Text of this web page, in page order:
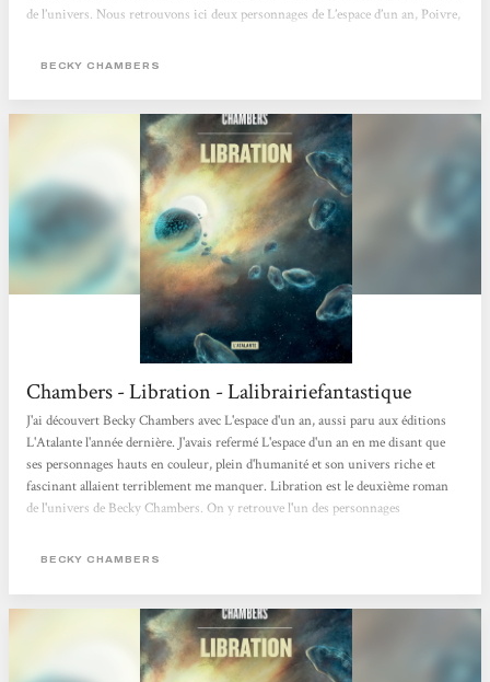
de l’univers. Nous retrouvons ici deux personnages de L’espace d’un an, Poivre,
humanoïde, un "kit" selon elle. Pour être honnête, le personnage de Poivre,...
BECKY CHAMBERS
Chambers - Libration - Lalibrairiefantastique
J'ai découvert Becky Chambers avec L'espace d'un an, aussi paru aux éditions
L'Atalante l'année dernière. J'avais refermé L'espace d'un an en me disant que
ses personnages hauts en couleur, plein d'humanité et son univers riche et
fascinant allaient terriblement me manquer. Libration est le deuxième roman
de l'univers de Becky Chambers. On y retrouve l'un des personnages
origines et son histoire. L'univers de Becky Chambers, c'est une Union
dont l'humain...
BECKY CHAMBERS